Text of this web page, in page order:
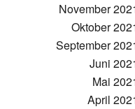
November
Oktober
September
Juni
Mai
April